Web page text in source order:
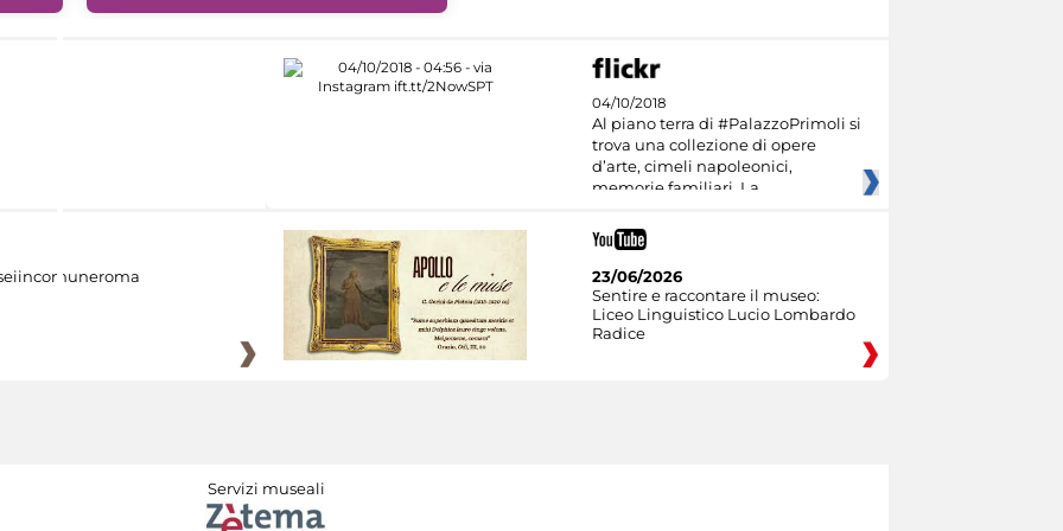
04/10/2018
Al piano terra di #PalazzoPrimoli si
trova una collezione di opere
d’arte, cimeli napoleonici,
memorie familiari. La
23/06/2026
Sentire e raccontare il museo:
Liceo Linguistico Lucio Lombardo
Radice
Servizi museali